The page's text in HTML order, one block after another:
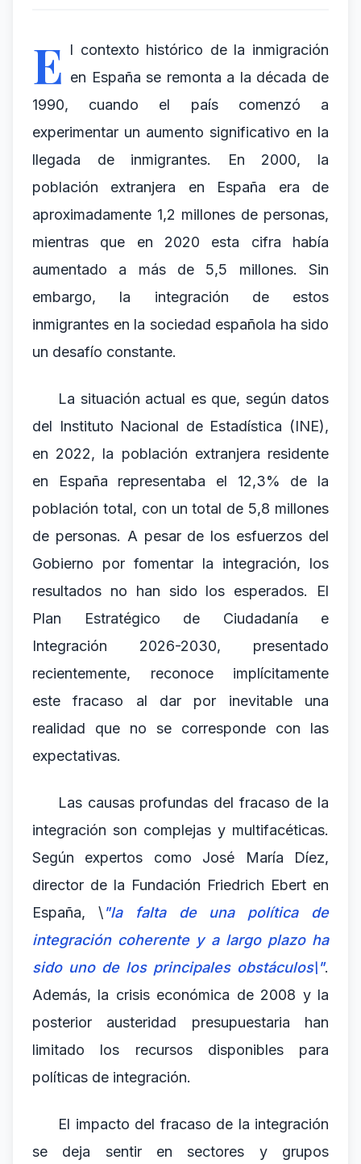
E l contexto histórico de la inmigración
en España se remonta a la década de
1990, cuando el país comenzó a
experimentar un aumento significativo en la
llegada de inmigrantes. En 2000, la
población extranjera en España era de
aproximadamente 1,2 millones de personas,
mientras que en 2020 esta cifra había
aumentado a más de 5,5 millones. Sin
embargo, la integración de estos
inmigrantes en la sociedad española ha sido
un desafío constante.
La situación actual es que, según datos
del Instituto Nacional de Estadística (INE),
en 2022, la población extranjera residente
en España representaba el 12,3% de la
población total, con un total de 5,8 millones
de personas. A pesar de los esfuerzos del
Gobierno por fomentar la integración, los
resultados no han sido los esperados. El
Plan Estratégico de Ciudadanía e
Integración 2026-2030, presentado
recientemente, reconoce implícitamente
este fracaso al dar por inevitable una
realidad que no se corresponde con las
expectativas.
Las causas profundas del fracaso de la
integración son complejas y multifacéticas.
Según expertos como José María Díez,
director de la Fundación Friedrich Ebert en
España, \"la falta de una política de
integración coherente y a largo plazo ha
sido uno de los principales obstáculos\".
Además, la crisis económica de 2008 y la
posterior austeridad presupuestaria han
limitado los recursos disponibles para
políticas de integración.
El impacto del fracaso de la integración
se deja sentir en sectores y grupos